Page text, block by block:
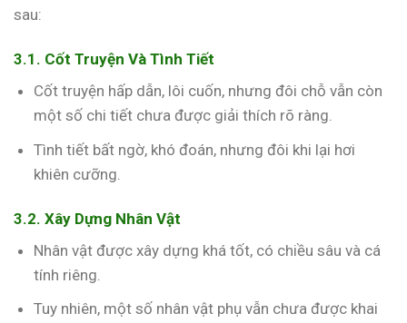
sau:
3.1. Cốt Truyện Và Tình Tiết
Cốt truyện hấp dẫn, lôi cuốn, nhưng đôi chỗ vẫn còn
một số chi tiết chưa được giải thích rõ ràng.
Tình tiết bất ngờ, khó đoán, nhưng đôi khi lại hơi
khiên cưỡng.
3.2. Xây Dựng Nhân Vật
Nhân vật được xây dựng khá tốt, có chiều sâu và cá
tính riêng.
Tuy nhiên, một số nhân vật phụ vẫn chưa được khai